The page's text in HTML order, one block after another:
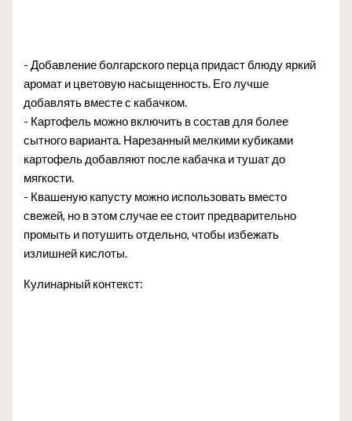
- Добавление болгарского перца придаст блюду яркий
аромат и цветовую насыщенность. Его лучше
добавлять вместе с кабачком.
- Картофель можно включить в состав для более
сытного варианта. Нарезанный мелкими кубиками
картофель добавляют после кабачка и тушат до
мягкости.
- Квашеную капусту можно использовать вместо
свежей, но в этом случае ее стоит предварительно
промыть и потушить отдельно, чтобы избежать
излишней кислоты.
Кулинарный контекст: